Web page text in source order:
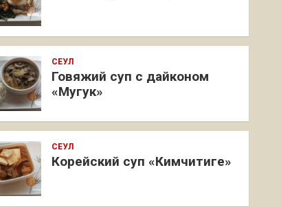
СЕУЛ
Говяжий суп с дайконом
«Мугук»
СЕУЛ
Корейский суп «Кимчитиге»